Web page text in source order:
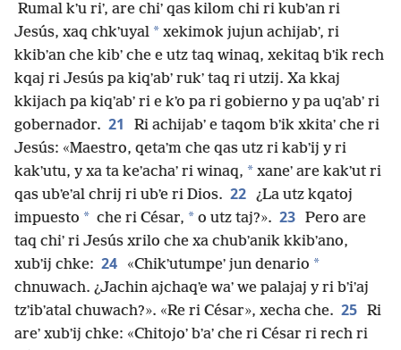
Rumal kʼu riʼ, are chiʼ qas kilom chi ri kubʼan ri
Jesús, xaq chkʼuyal * xekimok jujun achijabʼ, ri
kkibʼan che kibʼ che e utz taq winaq, xekitaq bʼik rech
kqaj ri Jesús pa kiqʼabʼ rukʼ taq ri utzij. Xa kkaj
kkijach pa kiqʼabʼ ri e kʼo pa ri gobierno y pa uqʼabʼ ri
gobernador. 21
Ri achijabʼ e taqom bʼik xkitaʼ che ri
Jesús: «Maestro, qetaʼm che qas utz ri kabʼij y ri
kakʼutu, y xa ta keʼachaʼ ri winaq, * xaneʼ are kakʼut ri
qas ubʼeʼal chrij ri ubʼe ri Dios. 22 ¿La utz kqatoj
impuesto * che ri César, * o utz taj?». 23 Pero are
taq chiʼ ri Jesús xrilo che xa chubʼanik kkibʼano,
xubʼij chke: 24 «Chikʼutumpeʼ jun denario *
chnuwach. ¿Jachin ajchaqʼe waʼ we palajaj y ri bʼiʼaj
tzʼibʼatal chuwach?». «Re ri César», xecha che. 25 Ri
areʼ xubʼij chke: «Chitojoʼ bʼaʼ che ri César ri rech ri